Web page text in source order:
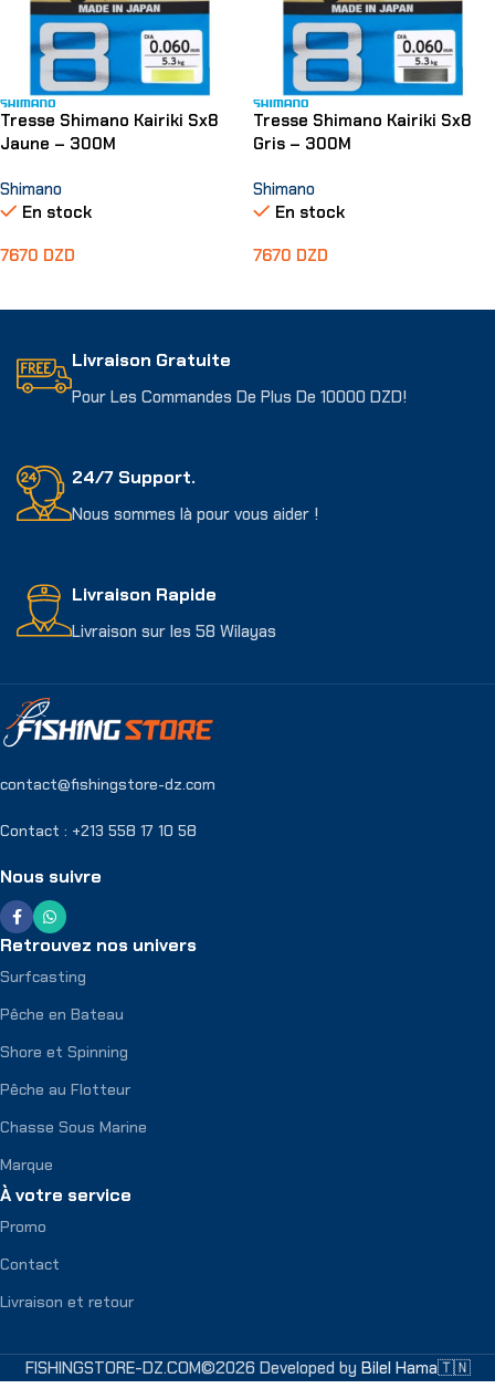
Tresse Shimano Kairiki Sx8
Jaune – 300M
Shimano
En stock
7670 DZD
Tresse Shimano Kairiki Sx8
Gris – 300M
Shimano
En stock
7670 DZD
Livraison Gratuite
Pour Les Commandes De Plus De 10000 DZD!
24/7 Support.
Nous sommes là pour vous aider !
Livraison Rapide
Livraison sur les 58 Wilayas
contact@fishingstore-dz.com
Contact : +213 558 17 10 58
Nous suivre
Retrouvez nos univers
Surfcasting
Pêche en Bateau
Shore et Spinning
Pêche au Flotteur
Chasse Sous Marine
Marque
À votre service
Promo
Contact
Livraison et retour
FISHINGSTORE-DZ.COM©2026 Developed by Bilel Hama🇹🇳